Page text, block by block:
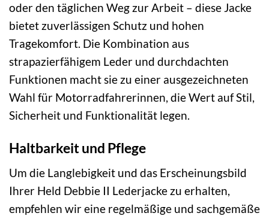
oder den täglichen Weg zur Arbeit – diese Jacke
bietet zuverlässigen Schutz und hohen
Tragekomfort. Die Kombination aus
strapazierfähigem Leder und durchdachten
Funktionen macht sie zu einer ausgezeichneten
Wahl für Motorradfahrerinnen, die Wert auf Stil,
Sicherheit und Funktionalität legen.
Haltbarkeit und Pflege
Um die Langlebigkeit und das Erscheinungsbild
Ihrer Held Debbie II Lederjacke zu erhalten,
empfehlen wir eine regelmäßige und sachgemäße